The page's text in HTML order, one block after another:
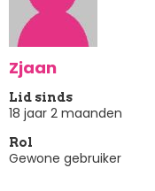
Zjaan
Lid sinds
18 jaar 2 maanden
Rol
Gewone gebruiker